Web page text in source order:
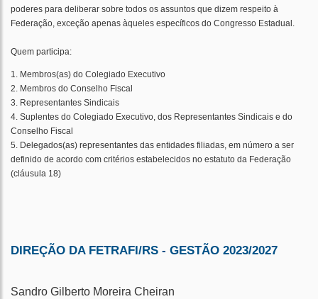
poderes para deliberar sobre todos os assuntos que dizem respeito à
Federação, exceção apenas àqueles específicos do Congresso Estadual.
Quem participa:
1. Membros(as) do Colegiado Executivo
2. Membros do Conselho Fiscal
3. Representantes Sindicais
4. Suplentes do Colegiado Executivo, dos Representantes Sindicais e do
Conselho Fiscal
5. Delegados(as) representantes das entidades filiadas, em número a ser
definido de acordo com critérios estabelecidos no estatuto da Federação
(cláusula 18)
DIREÇÃO DA FETRAFI/RS - GESTÃO 2023/2027
Sandro Gilberto Moreira Cheiran